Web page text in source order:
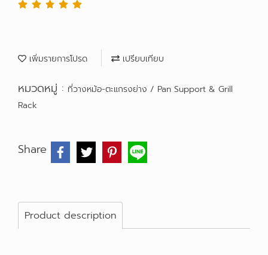
เพิ่มรายการโปรด เปรียบเทียบ
หมวดหมู่ : ที่วางหม้อ-ตะแกรงย่าง / Pan Support & Grill
Rack
Share
Product description